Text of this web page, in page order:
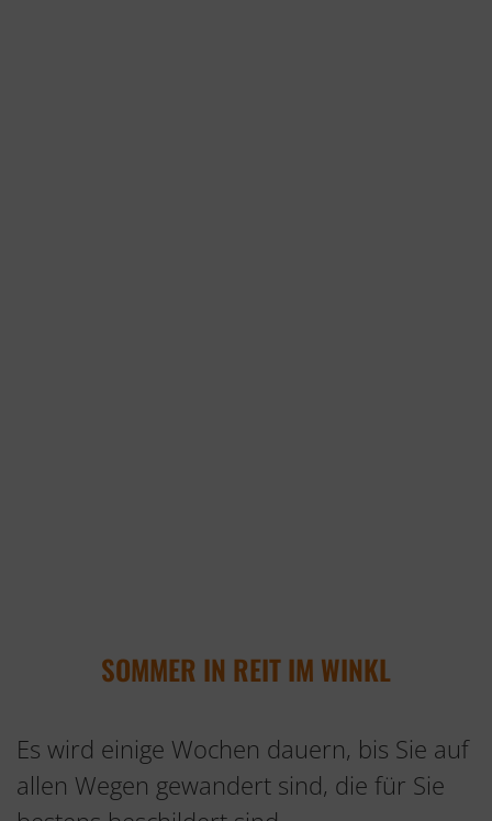
SOMMER IN REIT IM WINKL
Es wird einige Wochen dauern, bis Sie auf
allen Wegen gewandert sind, die für Sie